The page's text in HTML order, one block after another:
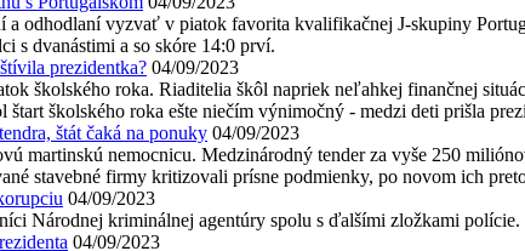
a odhodlaní vyzvať v piatok favorita kvalifikačnej J-skupiny
s dvanástimi a so skóre 14:0 prví.
prezidentka? 04/09/2023
školského roka. Riaditelia škôl napriek neľahkej finančnej
školského roka ešte niečím výnimočný - medzi deti prišla
štát čaká na ponuky 04/09/2023
martinskú nemocnicu. Medzinárodný tender za vyše 250
stavebné firmy kritizovali prísne podmienky, po novom ich
04/09/2023
Národnej kriminálnej agentúry spolu s ďalšími zložkami
04/09/2023